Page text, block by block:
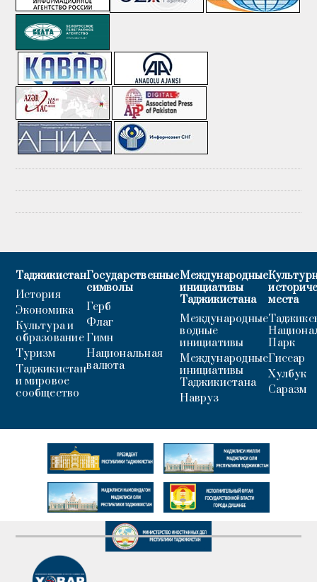
Таджикистан
История
Экономика
Культура и
образование
Туризм
Таджикистан
и мировое
сообщество
Государственные
символы
Герб
Флаг
Гимн
Национальная
валюта
Международные
инициативы
Таджикистана
Международные
водные
инициативы
Международные
инициативы
Таджикистана
Навруз
места
Парк
Гиссар
Хулбук
Саразм